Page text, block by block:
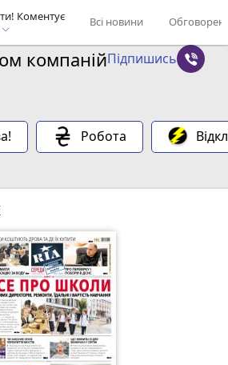
Коментує
Всі новини
компанійПідпишись
Робота